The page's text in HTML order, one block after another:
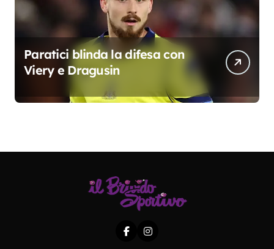
Paratici blinda la difesa con
Viery e Dragusin